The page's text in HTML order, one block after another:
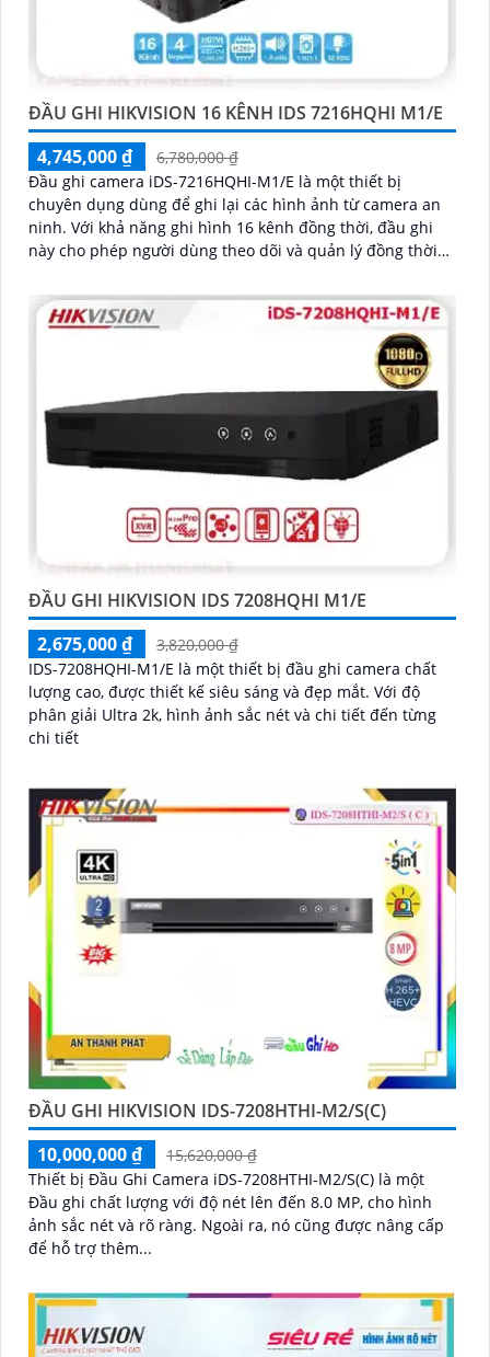
ĐẦU GHI HIKVISION 16 KÊNH IDS 7216HQHI M1/E
4,745,000 ₫
6,780,000 ₫
Đầu ghi camera iDS-7216HQHI-M1/E là một thiết bị
chuyên dụng dùng để ghi lại các hình ảnh từ camera an
ninh. Với khả năng ghi hình 16 kênh đồng thời, đầu ghi
này cho phép người dùng theo dõi và quản lý đồng thời
ĐẦU GHI HIKVISION IDS 7208HQHI M1/E
2,675,000 ₫
3,820,000 ₫
IDS-7208HQHI-M1/E là một thiết bị đầu ghi camera chất
lượng cao, được thiết kế siêu sáng và đẹp mắt. Với độ
phân giải Ultra 2k, hình ảnh sắc nét và chi tiết đến từng
chi tiết
ĐẦU GHI HIKVISION IDS-7208HTHI-M2/S(C)
10,000,000 ₫
15,620,000 ₫
Thiết bị Đầu Ghi Camera iDS-7208HTHI-M2/S(C) là một
Đầu ghi chất lượng với độ nét lên đến 8.0 MP, cho hình
ảnh sắc nét và rõ ràng. Ngoài ra, nó cũng được nâng cấp
để hỗ trợ thêm...